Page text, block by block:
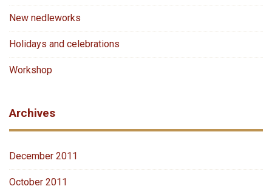
New nedleworks
Holidays and celebrations
Workshop
Archives
December 2011
October 2011